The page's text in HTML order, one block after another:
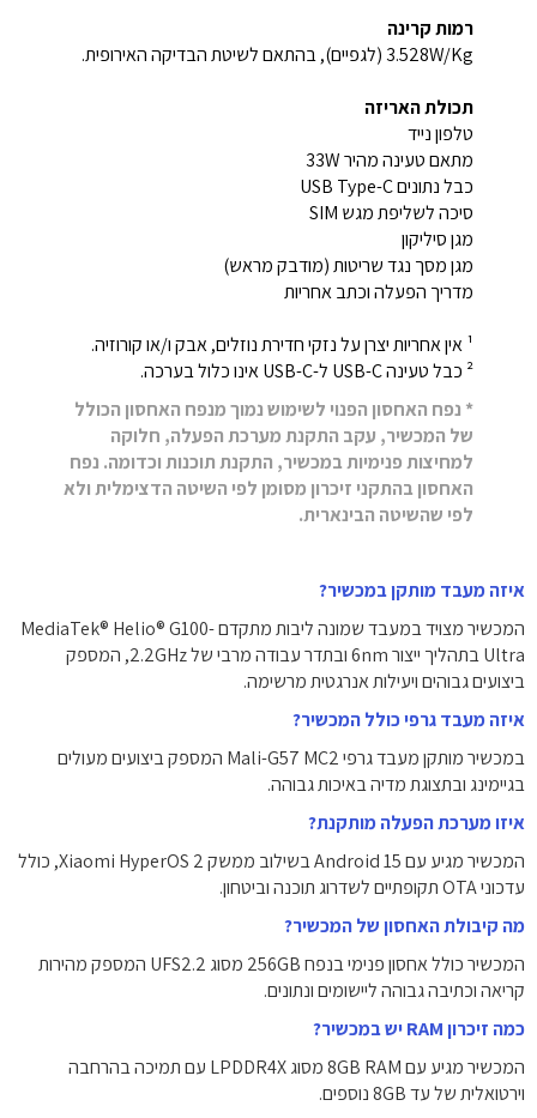
רמות קרינה
3.528W/Kg (לגפיים), בהתאם לשיטת הבדיקה האירופית.
תכולת האריזה
טלפון נייד
מתאם טעינה מהיר 33W
כבל נתונים USB Type-C
סיכה לשליפת מגש SIM
מגן סיליקון
מגן מסך נגד שריטות (מודבק מראש)
מדריך הפעלה וכתב אחריות
¹ אין אחריות יצרן על נזקי חדירת נוזלים, אבק ו/או קורוזיה.
² כבל טעינה USB-C ל-USB-C אינו כלול בערכה.
* נפח האחסון הפנוי לשימוש נמוך מנפח האחסון הכולל
של המכשיר, עקב התקנת מערכת הפעלה, חלוקה
למחיצות פנימיות במכשיר, התקנת תוכנות וכדומה. נפח
האחסון בהתקני זיכרון מסומן לפי השיטה הדצימלית ולא
לפי שהשיטה הבינארית.
איזה מעבד מותקן במכשיר?
המכשיר מצויד במעבד שמונה ליבות מתקדם MediaTek® Helio® G100-
Ultra בתהליך ייצור 6nm ובתדר עבודה מרבי של ‎2.2GHz‎, המספק
ביצועים גבוהים ויעילות אנרגטית מרשימה.
איזה מעבד גרפי כולל המכשיר?
במכשיר מותקן מעבד גרפי Mali-G57 MC2 המספק ביצועים מעולים
בגיימינג ובתצוגת מדיה באיכות גבוהה.
איזו מערכת הפעלה מותקנת?
המכשיר מגיע עם Android 15 בשילוב ממשק Xiaomi HyperOS 2, כולל
עדכוני OTA תקופתיים לשדרוג תוכנה וביטחון.
מה קיבולת האחסון של המכשיר?
המכשיר כולל אחסון פנימי בנפח ‎256GB‎ מסוג UFS2.2 המספק מהירות
קריאה וכתיבה גבוהה ליישומים ונתונים.
כמה זיכרון RAM יש במכשיר?
המכשיר מגיע עם ‎8GB‎ RAM מסוג LPDDR4X עם תמיכה בהרחבה
וירטואלית של עד ‎8GB‎ נוספים.